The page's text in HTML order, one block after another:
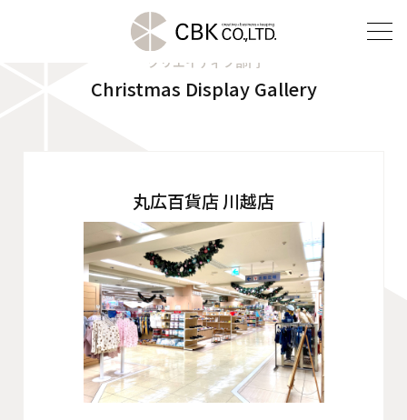
ビルメンテナンス部門
会社案内
ご挨拶
企業理念
クリエイティブ部門
Christmas Display Gallery
丸広百貨店 川越店